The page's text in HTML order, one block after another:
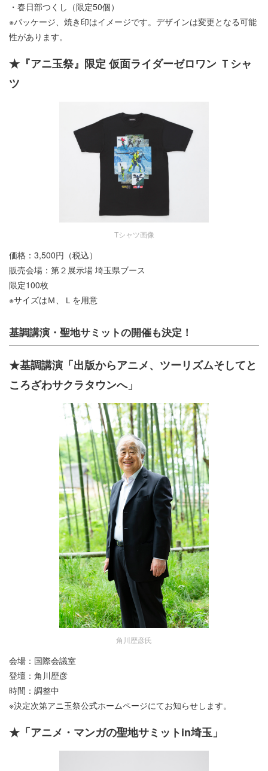
・春日部つくし（限定50個）
※パッケージ、焼き印はイメージです。デザインは変更となる可能
性があります。
★『アニ玉祭』限定 仮面ライダーゼロワン Ｔシャ
ツ
Tシャツ画像
価格：3,500円（税込）
販売会場：第２展示場 埼玉県ブース
限定100枚
※サイズはＭ、Ｌを用意
基調講演・聖地サミットの開催も決定！
★基調講演「出版からアニメ、ツーリズムそしてと
ころざわサクラタウンへ」
角川歴彦氏
会場：国際会議室
登壇：角川歴彦
時間：調整中
※決定次第アニ玉祭公式ホームページにてお知らせします。
★「アニメ・マンガの聖地サミットin埼玉」